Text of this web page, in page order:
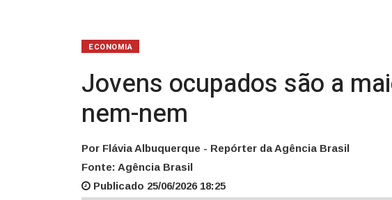
ECONOMIA
Jovens ocupados são a
nem-nem
Por Flávia Albuquerque - Repórter da Agência Brasil
Fonte: Agência Brasil
Publicado 25/06/2026 18:25